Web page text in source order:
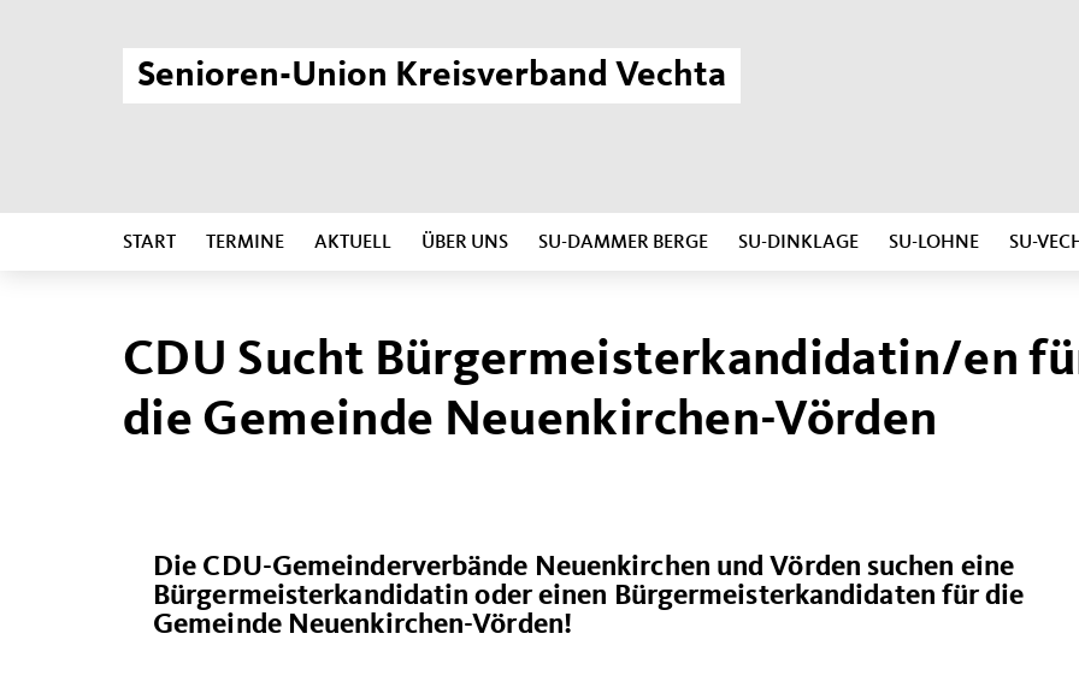
Senioren-Union Kreisverband Vechta
START TERMINE AKTUELL ÜBER UNS SU-DAMMER BERGE SU-DINKLAGE SU-LOHNE SU-
CDU Sucht Bürgermeisterkandidatin/en
die Gemeinde Neuenkirchen-Vörden
Die CDU-Gemeinderverbände Neuenkirchen und Vörden suchen eine
Bürgermeisterkandidatin oder einen Bürgermeisterkandidaten für die
Gemeinde Neuenkirchen-Vörden!